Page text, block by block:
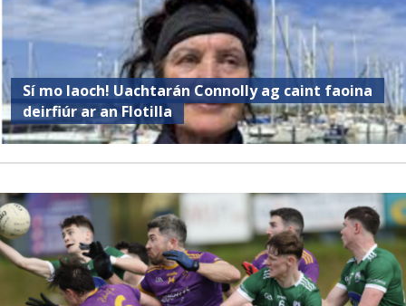
Sí mo laoch! Uachtarán Connolly ag caint faoina
deirfiúr ar an Flotilla